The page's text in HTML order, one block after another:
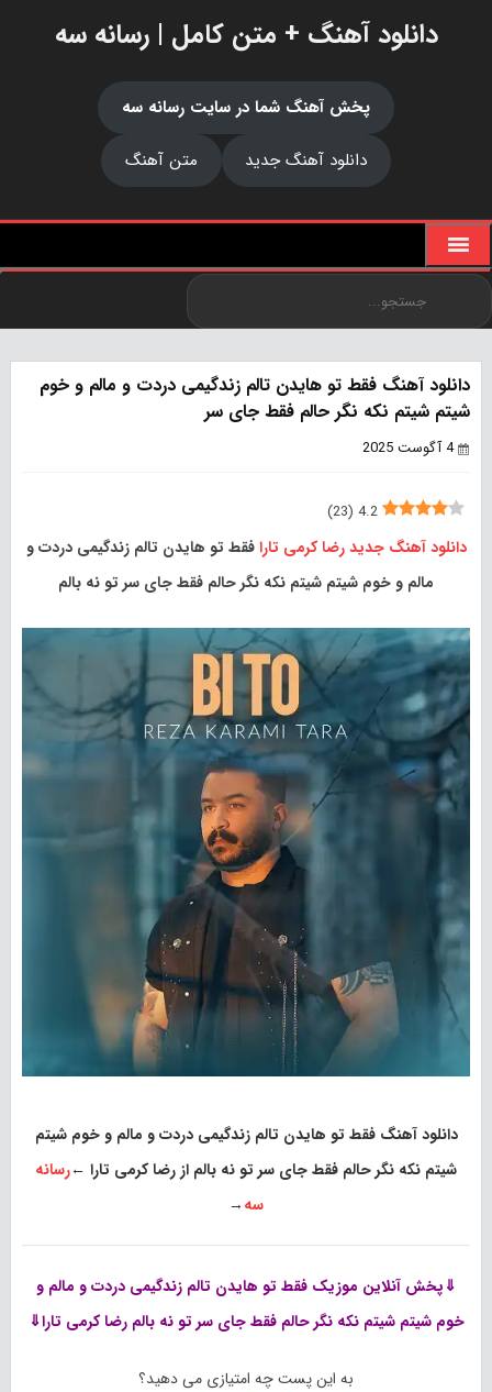
دانلود آهنگ + متن کامل | رسانه سه
پخش آهنگ شما در سایت رسانه سه
دانلود آهنگ جدید
متن آهنگ
دانلود آهنگ فقط تو هایدن تالم زندگیمی دردت و مالم و خوم
شیتم شیتم نکه نگر حالم فقط جای سر
4 آگوست 2025
4.2
(
23
)
دانلود آهنگ جدید رضا کرمی تارافقط تو هایدن تالم زندگیمی دردت و
مالم و خوم شیتم شیتم نکه نگر حالم فقط جای سر تو نه بالم
دانلود آهنگ فقط تو هایدن تالم زندگیمی دردت و مالم و خوم شیتم
شیتم نکه نگر حالم فقط جای سر تو نه بالم از رضا کرمی تارا ←رسانه
سه→
⇓پخش آنلاین موزیکفقط تو هایدن تالم زندگیمی دردت و مالم و
خوم شیتم شیتم نکه نگر حالم فقط جای سر تو نه بالم رضا کرمی تارا⇓
به این پست چه امتیازی می دهید؟